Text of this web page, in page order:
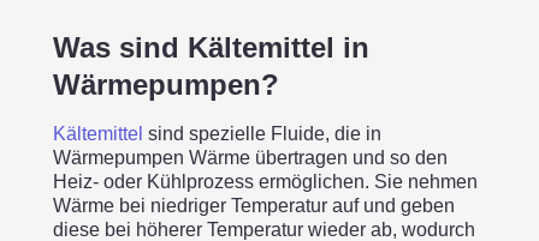
Was sind Kältemittel in
Wärmepumpen?
Kältemittel sind spezielle Fluide, die in
Wärmepumpen Wärme übertragen und so den
Heiz- oder Kühlprozess ermöglichen. Sie nehmen
Wärme bei niedriger Temperatur auf und geben
diese bei höherer Temperatur wieder ab, wodurch